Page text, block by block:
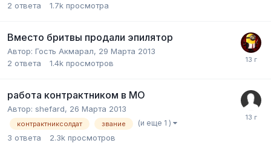
2 ответа 1.7k просмотра
Вместо бритвы продали эпилятор
Автор: Гость Акмарал, 29 Марта 2013
2 ответа 1.4k просмотров
работа контрактником в МО
Автор: shefard, 26 Марта 2013
контрактниксолдат звание (и еще 1 )
3 ответа 2.3k просмотров